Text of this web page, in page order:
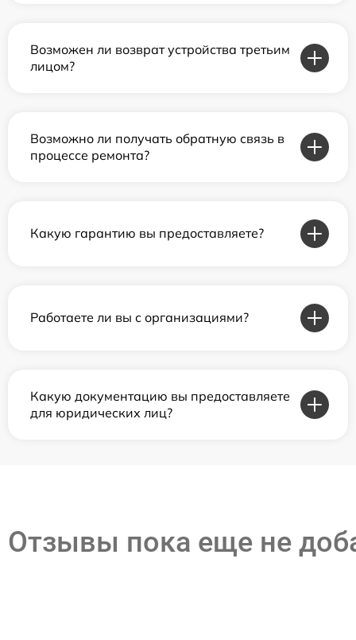
Возможен ли возврат устройства третьим
лицом?
Возможно ли получать обратную связь в
процессе ремонта?
Какую гарантию вы предоставляете?
Работаете ли вы с организациями?
Какую документацию вы предоставляете
для юридических лиц?
Отзывы пока еще не